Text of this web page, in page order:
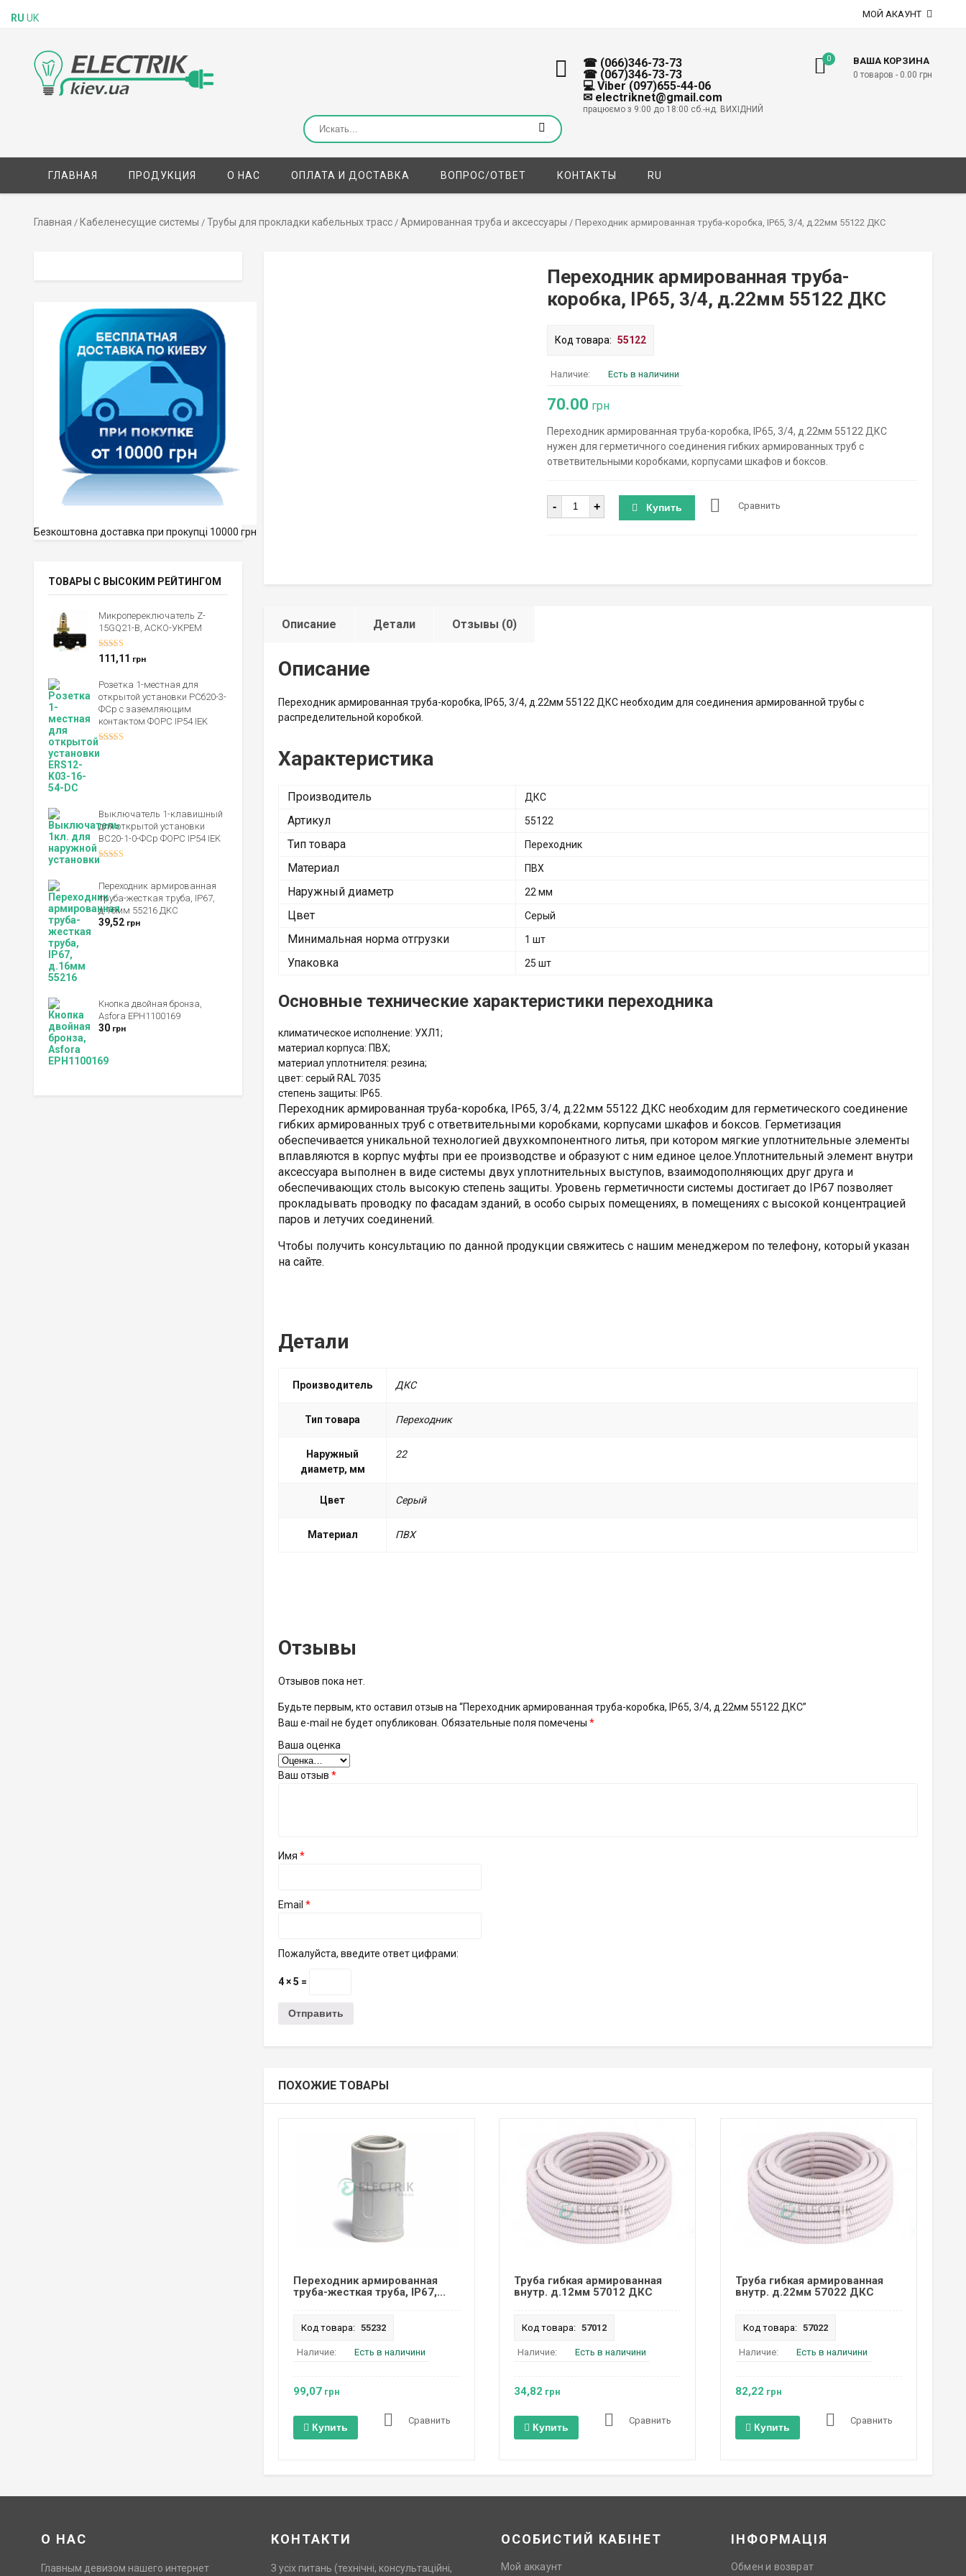
МОЙ АКАУНТ
0 ВАША КОРЗИНА
0 товаров - 0.00 грн
☎ (066)346-73-73
☎ (067)346-73-73
💻 Viber (097)655-44-06
✉ electriknet@gmail.com
працюємо з 9:00 до 18:00 сб.-нд. ВИХІДНИЙ
ГЛАВНАЯ ПРОДУКЦИЯ О НАС ОПЛАТА И ДОСТАВКА ВОПРОС/ОТВЕТ КОНТАКТЫ RU
Главная / Кабеленесущие системы / Трубы для прокладки кабельных трасс / Армированная труба и аксессуары / Переходник армированная труба-коробка, IP65, 3/4, д.22мм 55122 ДКС
Переходник армированная труба-
коробка, IP65, 3/4, д.22мм 55122 ДКС
Код товара: 55122
Наличие: Есть в наличини
70.00 грн
Переходник армированная труба-коробка, IP65, 3/4, д.22мм 55122 ДКС
нужен для герметичного соединения гибких армированных труб с
ответвительными коробками, корпусами шкафов и боксов.
Количество
- + Купить Сравнить
Описание Детали Отзывы (0)
Описание
Переходник армированная труба-коробка, IP65, 3/4, д.22мм 55122 ДКС необходим для соединения армированной трубы с
распределительной коробкой.
Характеристика
Производитель ДКС
Артикул 55122
Тип товара Переходник
Материал ПВХ
Наружный диаметр 22 мм
Цвет Серый
Минимальная норма отгрузки 1 шт
Упаковка 25 шт
Основные технические характеристики переходника
климатическое исполнение: УХЛ1;
материал корпуса: ПВХ;
материал уплотнителя: резина;
цвет: серый RAL 7035
степень защиты: IP65.
Переходник армированная труба-коробка, IP65, 3/4, д.22мм 55122 ДКС необходим для герметического соединение
гибких армированных труб с ответвительными коробками, корпусами шкафов и боксов. Герметизация
обеспечивается уникальной технологией двухкомпонентного литья, при котором мягкие уплотнительные элементы
вплавляются в корпус муфты при ее производстве и образуют с ним единое целое.Уплотнительный элемент внутри
аксессуара выполнен в виде системы двух уплотнительных выступов, взаимодополняющих друг друга и
обеспечивающих столь высокую степень защиты. Уровень герметичности системы достигает до IP67 позволяет
прокладывать проводку по фасадам зданий, в особо сырых помещениях, в помещениях с высокой концентрацией
паров и летучих соединений.
Чтобы получить консультацию по данной продукции свяжитесь с нашим менеджером по телефону, который указан
на сайте.
Детали
Производитель ДКС
Тип товара Переходник
Наружный
диаметр, мм
22
Цвет Серый
Материал ПВХ
Отзывы
Отзывов пока нет.
Будьте первым, кто оставил отзыв на “Переходник армированная труба-коробка, IP65, 3/4, д.22мм 55122 ДКС”
Ваш e-mail не будет опубликован. Обязательные поля помечены *
Ваша оценка
Ваш отзыв *
Имя *
Email *
Пожалуйста, введите ответ цифрами:
4 × 5 =
ПОХОЖИЕ ТОВАРЫ
Переходник армированная
труба-жесткая труба, IP67,...
Код товара: 55232
Наличие: Есть в наличини
99,07 грн
Купить
Сравнить
Труба гибкая армированная
внутр. д.12мм 57012 ДКС
Код товара: 57012
Наличие: Есть в наличини
34,82 грн
Купить
Сравнить
Труба гибкая армированная
внутр. д.22мм 57022 ДКС
Код товара: 57022
Наличие: Есть в наличини
82,22 грн
Купить
Сравнить
Безкоштовна доставка при прокупці 10000 грн
ТОВАРЫ С ВЫСОКИМ РЕЙТИНГОМ
Микропереключатель Z-
15GQ21-B, АСКО-УКРЕМ
Оценка5.00
из 5
111,11 грн
Розетка 1-местная для
открытой установки РСб20-3-
ФСр с заземляющим
контактом ФОРС IP54 IEK
Оценка
4.00
Выключатель 1-клавишный
для открытой установки
ВС20-1-0-ФСр ФОРС IP54 IEK
Переходник армированная
труба-жесткая труба, IP67,
д.16мм 55216 ДКС
39,52 грн
Кнопка двойная бронза,
Asfora EPH1100169
30 грн
О НАС
Главным девизом нашего интернет
КОНТАКТИ
З усіх питань (технічні, консультаційні,
ОСОБИСТИЙ КАБІНЕТ
Мой аккаунт
ІНФОРМАЦІЯ
Обмен и возврат
RU UK